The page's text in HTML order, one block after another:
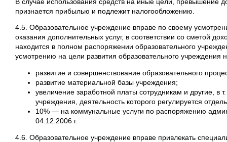
В случае использования средств на иные цели, превышение
признается прибылью и подлежит налогообложению.
4.5. Образовательное учреждение вправе по своему
оказания дополнительных услуг, в соответствии со сметой
находится в полном распоряжении образовательного
усмотрению на цели развития образовательного учреждения
развитие и совершенствование образовательного
развитие материальной базы учреждения;
увеличение заработной платы сотрудникам и другие, в
учреждения, деятельность которого регулируется
10% — на коммунальные услуги по распоряжению
04.12.2006 г.
4.6. Образовательное учреждение вправе привлекать